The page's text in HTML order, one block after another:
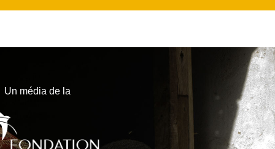
Un média de la